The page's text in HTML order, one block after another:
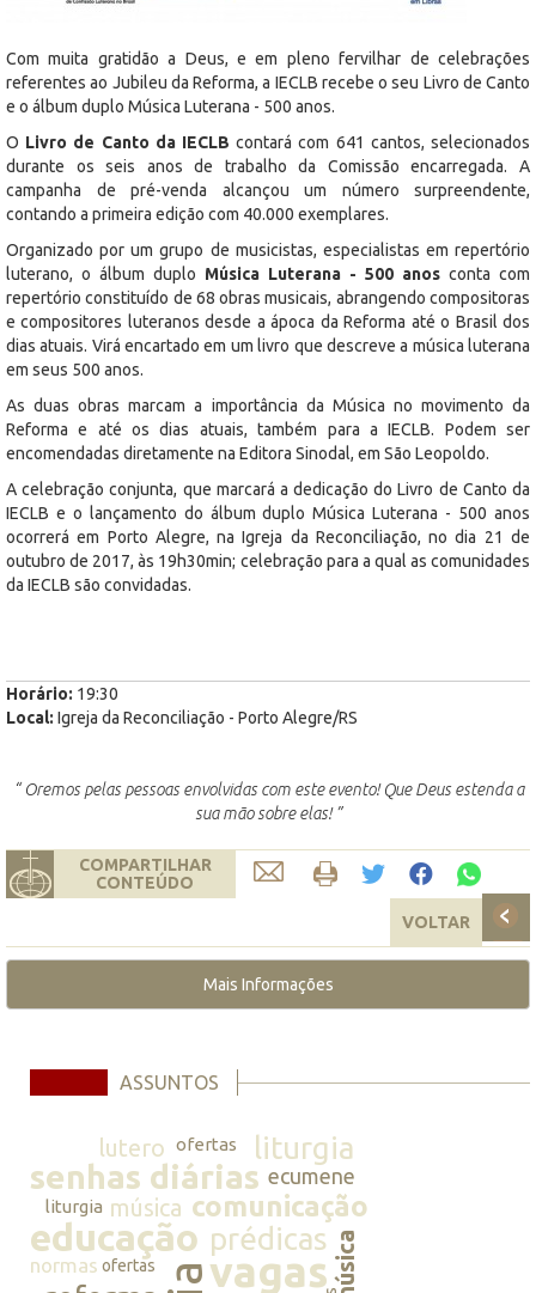
Com muita gratidão a Deus, e em pleno fervilhar de celebrações
referentes ao Jubileu da Reforma, a IECLB recebe o seu Livro de Canto
e o álbum duplo Música Luterana - 500 anos.
O Livro de Canto da IECLB contará com 641 cantos, selecionados
durante os seis anos de trabalho da Comissão encarregada. A
campanha de pré-venda alcançou um número surpreendente,
contando a primeira edição com 40.000 exemplares.
Organizado por um grupo de musicistas, especialistas em repertório
luterano, o álbum duplo Música Luterana - 500 anos conta com
repertório constituído de 68 obras musicais, abrangendo compositoras
e compositores luteranos desde a ápoca da Reforma até o Brasil dos
dias atuais. Virá encartado em um livro que descreve a música luterana
em seus 500 anos.
As duas obras marcam a importância da Música no movimento da
Reforma e até os dias atuais, também para a IECLB. Podem ser
encomendadas diretamente na Editora Sinodal, em São Leopoldo.
A celebração conjunta, que marcará a dedicação do Livro de Canto da
IECLB e o lançamento do álbum duplo Música Luterana - 500 anos
ocorrerá em Porto Alegre, na Igreja da Reconciliação, no dia 21 de
outubro de 2017, às 19h30min; celebração para a qual as comunidades
da IECLB são convidadas.
Horário: 19:30
Local: Igreja da Reconciliação - Porto Alegre/RS
“ Oremos pelas pessoas envolvidas com este evento! Que Deus estenda a
sua mão sobre elas! ”
COMPARTILHAR
CONTEÚDO
VOLTAR
Mais Informações
ASSUNTOS
lutero ofertas liturgia
senhas diárias ecumene
liturgia música comunicação
educação prédicasmúsica
normas ofertas vagas